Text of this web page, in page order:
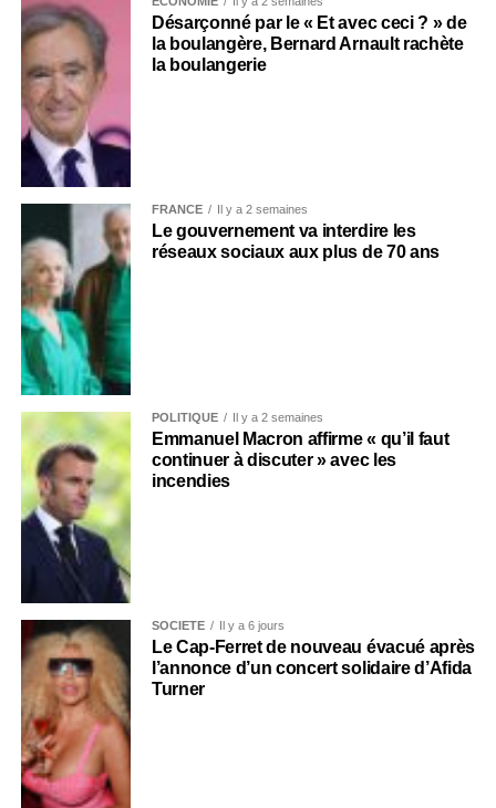
Désarçonné par le « Et avec ceci ? » de
la boulangère, Bernard Arnault rachète
la boulangerie
FRANCE Il y a 2 semaines
Le gouvernement va interdire les
réseaux sociaux aux plus de 70 ans
POLITIQUE Il y a 2 semaines
Emmanuel Macron affirme « qu’il faut
continuer à discuter » avec les
incendies
SOCIÉTÉ Il y a 6 jours
Le Cap-Ferret de nouveau évacué après
l’annonce d’un concert solidaire d’Afida
Turner